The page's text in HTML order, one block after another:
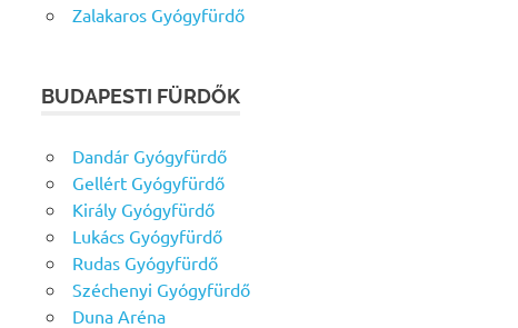
Zalakaros Gyógyfürdő
BUDAPESTI FÜRDŐK
Dandár Gyógyfürdő
Gellért Gyógyfürdő
Király Gyógyfürdő
Lukács Gyógyfürdő
Rudas Gyógyfürdő
Széchenyi Gyógyfürdő
Duna Aréna